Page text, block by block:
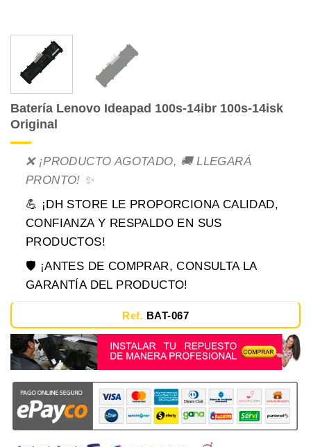
Batería Lenovo Ideapad 100s-14ibr 100s-14isk
Original
❌ ¡PRODUCTO AGOTADO, 🚚 LLEGARÁ
PRONTO! ✨
💪 ¡DH STORE LE PROPORCIONA CALIDAD,
CONFIANZA Y RESPALDO EN SUS
PRODUCTOS!
🛡️ ¡ANTES DE COMPRAR, CONSULTA LA
GARANTÍA DEL PRODUCTO!
Ref. BAT-067